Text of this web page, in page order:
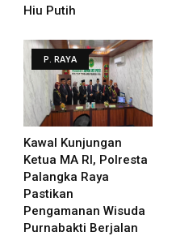
Hiu Putih
P. RAYA
Kawal Kunjungan
Ketua MA RI, Polresta
Palangka Raya
Pastikan
Pengamanan Wisuda
Purnabakti Berjalan